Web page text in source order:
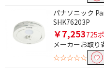
パナソニック
SHK76203P
￥7,253725
メーカーお取り
☆☆☆☆☆
条件で
フリーワードで絞